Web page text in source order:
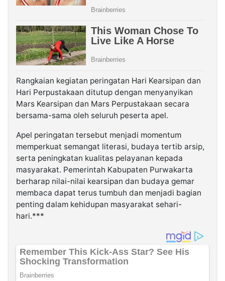
Rangkaian kegiatan peringatan Hari Kearsipan dan
Hari Perpustakaan ditutup dengan menyanyikan
Mars Kearsipan dan Mars Perpustakaan secara
bersama-sama oleh seluruh peserta apel.
Apel peringatan tersebut menjadi momentum
memperkuat semangat literasi, budaya tertib arsip,
serta peningkatan kualitas pelayanan kepada
masyarakat. Pemerintah Kabupaten Purwakarta
berharap nilai-nilai kearsipan dan budaya gemar
membaca dapat terus tumbuh dan menjadi bagian
penting dalam kehidupan masyarakat sehari-
hari.***